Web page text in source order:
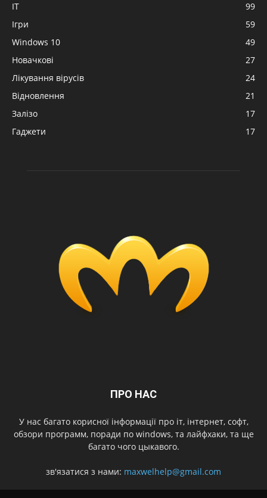
IT
99
Ігри
59
Windows 10
49
Новачкові
27
Лікування вірусів
24
Відновлення
21
Залізо
17
Гаджети
17
ПРО НАС
У нас багато корисної інформації про іт, інтернет, софт,
обзори программ, поради по windows, та лайфхаки, та ще
багато чого цыкавого.
зв'язатися з нами: maxwelhelp@gmail.com